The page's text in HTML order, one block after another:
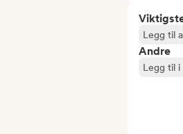
Legg til
Andre
Legg til i